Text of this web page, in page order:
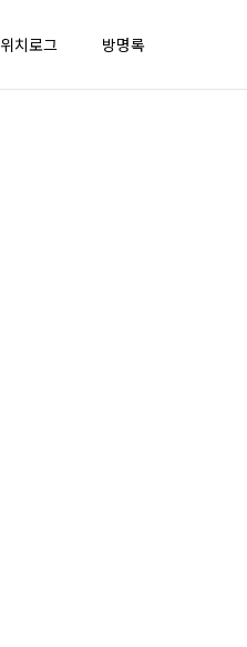
위치로그 방명록